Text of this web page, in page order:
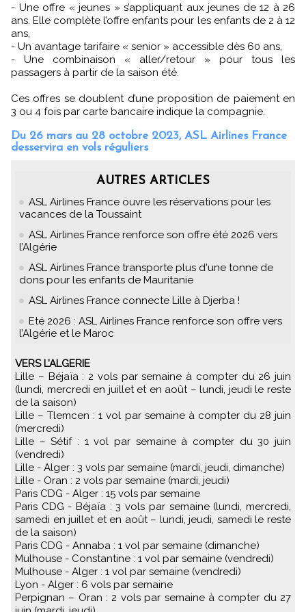
- Une offre « jeunes » s’appliquant aux jeunes de 12 à 26
ans. Elle complète l’offre enfants pour les enfants de 2 à 12
ans,
- Un avantage tarifaire « senior » accessible dès 60 ans,
- Une combinaison « aller/retour » pour tous les
passagers à partir de la saison été.
Ces offres se doublent d’une proposition de paiement en
3 ou 4 fois par carte bancaire indique la compagnie.
Du 26 mars au 28 octobre 2023, ASL Airlines France
desservira en vols réguliers
AUTRES ARTICLES
ASL Airlines France ouvre les réservations pour les
vacances de la Toussaint
ASL Airlines France renforce son offre été 2026 vers
l’Algérie
ASL Airlines France transporte plus d'une tonne de
dons pour les enfants de Mauritanie
ASL Airlines France connecte Lille à Djerba !
Eté 2026 : ASL Airlines France renforce son offre vers
l’Algérie et le Maroc
VERS L’ALGERIE
Lille – Béjaïa : 2 vols par semaine à compter du 26 juin
(lundi, mercredi en juillet et en août – lundi, jeudi le reste
de la saison)
Lille – Tlemcen : 1 vol par semaine à compter du 28 juin
(mercredi)
Lille – Sétif : 1 vol par semaine à compter du 30 juin
(vendredi)
Lille - Alger : 3 vols par semaine (mardi, jeudi, dimanche)
Lille - Oran : 2 vols par semaine (mardi, jeudi)
Paris CDG - Alger : 15 vols par semaine
Paris CDG - Béjaïa : 3 vols par semaine (lundi, mercredi,
samedi en juillet et en août – lundi, jeudi, samedi le reste
de la saison)
Paris CDG - Annaba : 1 vol par semaine (dimanche)
Mulhouse - Constantine : 1 vol par semaine (vendredi)
Mulhouse - Alger : 1 vol par semaine (vendredi)
Lyon - Alger : 6 vols par semaine
Perpignan – Oran : 2 vols par semaine à compter du 27